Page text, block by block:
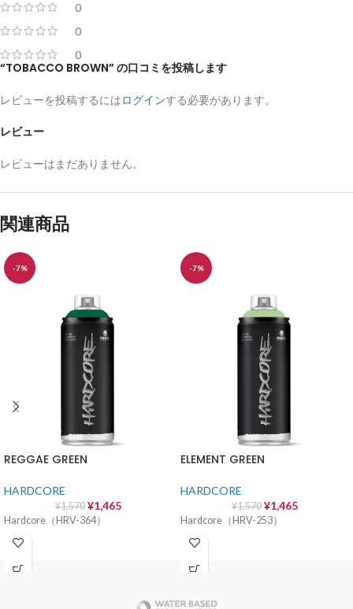
0
0
0
レビュー
レビューはまだありません。
“TOBACCO BROWN” の口コミを投稿します
レビューを投稿するにはログインする必要があります。
関連商品
-7%
REGGAE GREEN
HARDCORE
¥1,570 ¥1,465
Hardcore（HRV-364）
-7%
ELEMENT GREEN
HARDCORE
¥1,570 ¥1,465
Hardcore（HRV-253）